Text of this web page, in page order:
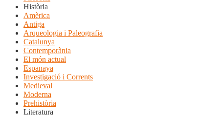
Història
Amèrica
Antiga
Arqueologia i Paleografia
Catalunya
Contemporània
El món actual
Espanaya
Investigació i Corrents
Medieval
Moderna
Prehistòria
Literatura